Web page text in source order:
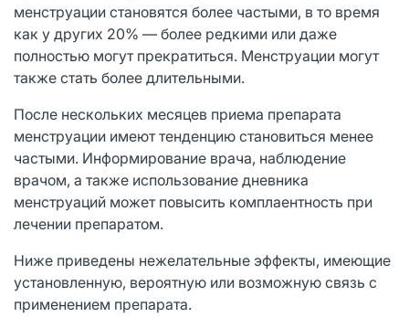
менструации становятся более частыми, в то время
как у других 20% — более редкими или даже
полностью могут прекратиться. Менструации могут
также стать более длительными.
После нескольких месяцев приема препарата
менструации имеют тенденцию становиться менее
частыми. Информирование врача, наблюдение
врачом, а также использование дневника
менструаций может повысить комплаентность при
лечении препаратом.
Ниже приведены нежелательные эффекты, имеющие
установленную, вероятную или возможную связь с
применением препарата.